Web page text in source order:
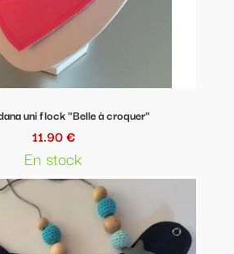
uni flock "Belle à croquer"
11.90 €
En stock